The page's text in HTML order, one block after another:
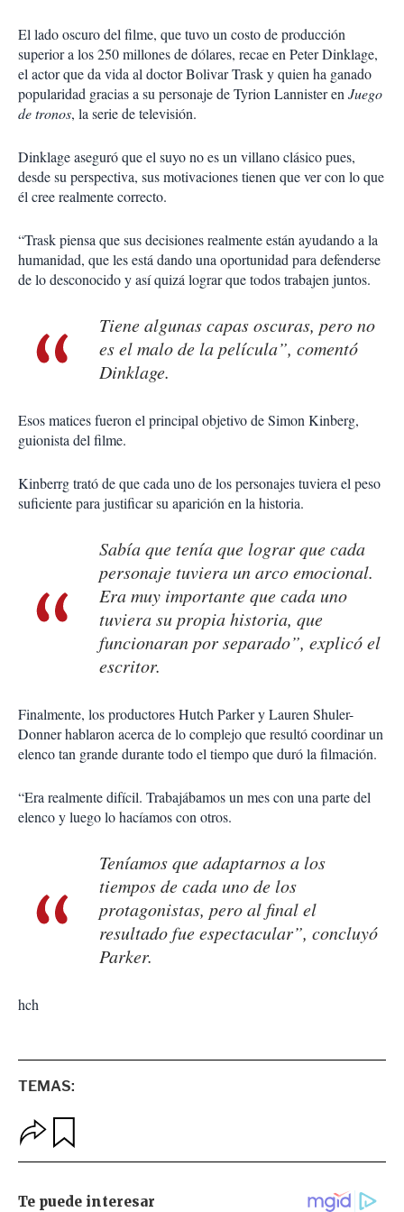
El lado oscuro del filme, que tuvo un costo de producción
superior a los 250 millones de dólares, recae en Peter Dinklage,
el actor que da vida al doctor Bolivar Trask y quien ha ganado
popularidad gracias a su personaje de Tyrion Lannister en Juego
detronos, la serie de televisión.
Dinklage aseguró que el suyo no es un villano clásico pues,
desde su perspectiva, sus motivaciones tienen que ver con lo que
él cree realmente correcto.
“Trask piensa que sus decisiones realmente están ayudando a la
humanidad, que les está dando una oportunidad para defenderse
de lo desconocido y así quizá lograr que todos trabajen juntos.
Tiene algunas capas oscuras, pero no
es el malo de la película”, comentó
Dinklage.
Esos matices fueron el principal objetivo de Simon Kinberg,
guionista del filme.
Kinberrg trató de que cada uno de los personajes tuviera el peso
suficiente para justificar su aparición en la historia.
Sabía que tenía que lograr que cada
personaje tuviera un arco emocional.
Era muy importante que cada uno
tuviera su propia historia, que
funcionaran por separado”, explicó el
escritor.
Finalmente, los productores Hutch Parker y Lauren Shuler-
Donner hablaron acerca de lo complejo que resultó coordinar un
elenco tan grande durante todo el tiempo que duró la filmación.
“Era realmente difícil. Trabajábamos un mes con una parte del
elenco y luego lo hacíamos con otros.
Teníamos que adaptarnos a los
tiempos de cada uno de los
protagonistas, pero al final el
resultado fue espectacular”, concluyó
Parker.
hch
TEMAS:
p
i
r